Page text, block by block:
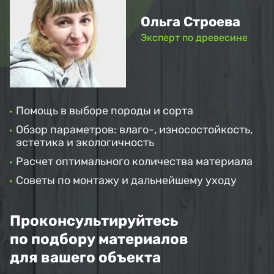
Ольга Строева
Эксперт по древесине
Помощь в выборе породы и сорта
Обзор параметров: влаго-, износостойкость,
эстетика и экологичность
Расчет оптимального количества материала
Советы по монтажу и дальнейшему уходу
Проконсультируйтесь
по подбору материалов
для вашего объекта